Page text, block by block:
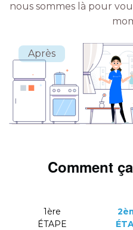
nous sommes là pour
Comment
1ère
ÉTAPE